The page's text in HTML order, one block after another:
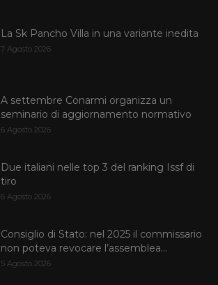
La Sk Pancho Villa in una variante inedita
7 Agosto 2026
A settembre Conarmi organizza un
seminario di aggiornamento normativo
6 Agosto 2026
Due italiani nelle top 3 del ranking Issf di
tiro
6 Agosto 2026
Consiglio di Stato: nel 2025 il commissario
non poteva revocare l’assemblea...
5 Agosto 2026